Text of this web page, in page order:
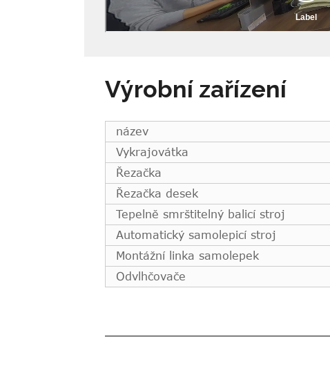
Výrobní zařízení
název
Vykrajovátka
Řezačka
Řezačka desek
Tepelně smrštitelný balicí stroj
Automatický samolepicí stroj
Montážní linka samolepek
Odvlhčovače